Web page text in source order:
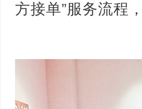
方接单”服务流程